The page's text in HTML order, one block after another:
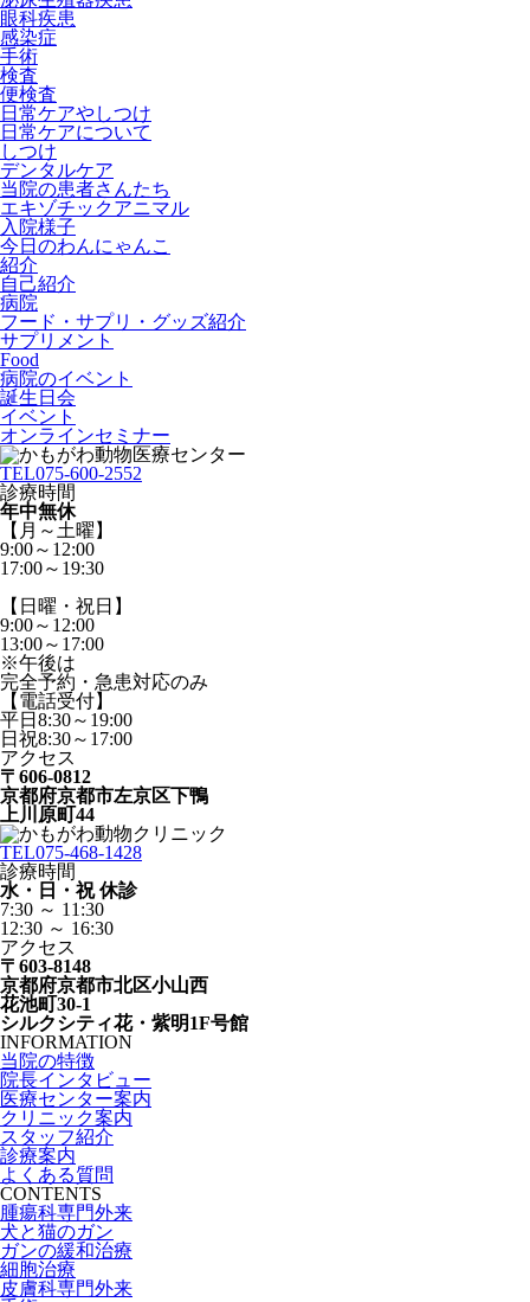
眼科疾患
感染症
手術
検査
便検査
日常ケアやしつけ
日常ケアについて
しつけ
デンタルケア
当院の患者さんたち
エキゾチックアニマル
入院様子
今日のわんにゃんこ
紹介
自己紹介
病院
フード・サプリ・グッズ紹介
サプリメント
Food
病院のイベント
誕生日会
イベント
オンラインセミナー
TEL075-600-2552
診療時間
年中無休
【月～土曜】
9:00～12:00
17:00～19:30
【日曜・祝日】
9:00～12:00
13:00～17:00
※午後は
完全予約・急患対応のみ
【電話受付】
平日8:30～19:00
日祝8:30～17:00
アクセス
〒606-0812
京都府京都市左京区下鴨
上川原町44
TEL075-468-1428
診療時間
水・日・祝 休診
7:30 ～ 11:30
12:30 ～ 16:30
アクセス
〒603-8148
京都府京都市北区小山西
花池町30-1
シルクシティ花・紫明1F号館
INFORMATION
当院の特徴
院長インタビュー
医療センター案内
クリニック案内
スタッフ紹介
診療案内
よくある質問
CONTENTS
腫瘍科専門外来
犬と猫のガン
ガンの緩和治療
細胞治療
皮膚科専門外来